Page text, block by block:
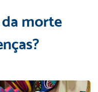
morte